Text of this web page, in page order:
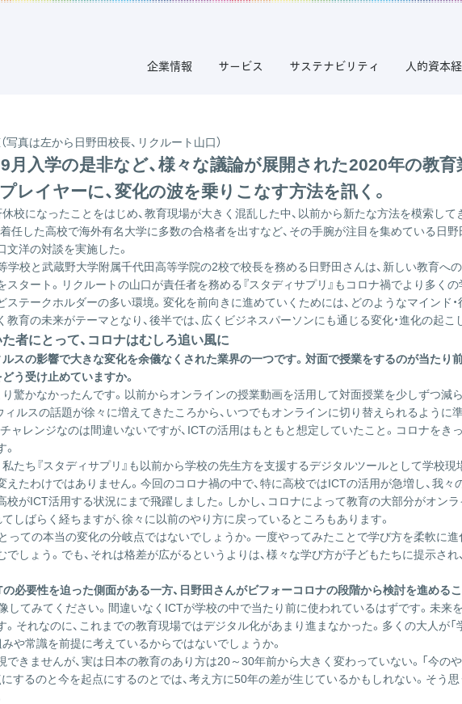
企業情報 サービス サステナビリティ 人的資本
（写真は左から日野田校長、リクルート山口）
月入学の是非など、様々な議論が展開された2020年の教育
レイヤーに、変化の波を乗りこなす方法を訊く。
校になったことをはじめ、教育現場が大きく混乱した中、以前から新たな方法を模索し
任した高校で海外有名大学に多数の合格者を出すなど、その手腕が注目を集めている日野
洋の対談を実施した。
学校と武蔵野大学附属千代田高等学院の2校で校長を務める日野田さんは、新しい教育へ
タート。リクルートの山口が責任者を務める『スタディサプリ』もコロナ禍でより多くの
ステークホルダーの多い環境。変化を前向きに進めていくためには、どのようなマインド
育の未来がテーマとなり、後半では、広くビジネスパーソンにも通じる変化・進化の起こ
者にとって、コロナはむしろ追い風に
スの影響で大きな変化を余儀なくされた業界の一つです。対面で授業をするのが当たり
う受け止めていますか。
り驚かなかったんです。以前からオンラインの授業動画を活用して対面授業を少しずつ減
ィルスの話題が徐々に増えてきたころから、いつでもオンラインに切り替えられるように
ャレンジなのは間違いないですが、ICTの活用はもともと想定していたこと。コロナをき
私たち『スタディサプリ』も以前から学校の先生方を支援するデジタルツールとして学校現
たわけではありません。今回のコロナ禍の中で、特に高校ではICTの活用が急増し、我々
校がICT活用する状況にまで飛躍しました。しかし、コロナによって教育の大部分がオン
しばらく経ちますが、徐々に以前のやり方に戻っているところもあります。
っての本当の変化の分岐点ではないでしょうか。一度やってみたことで学び方を柔軟に進
しょう。でも、それは格差が広がるというよりは、様々な学び方が子どもたちに提示さ
要性を迫った側面がある一方、日野田さんがビフォーコロナの段階から検討を進めるこ
してみてください。間違いなくICTが学校の中で当たり前に使われているはずです。未来
それなのに、これまでの教育現場ではデジタル化があまり進まなかった。多くの大人が「
や常識を前提に考えているからではないでしょうか。
きませんが、実は日本の教育のあり方は20～30年前から大きく変わっていない。「今の
にするのと今を起点にするのとでは、考え方に50年の差が生じているかもしれない。そう